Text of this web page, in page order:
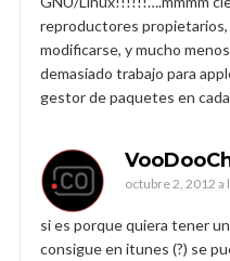
reproductores
modificarse, y mucho
demasiado trabajo para
gestor de paquetes en
octubre 2, 2012 a
si es porque quiera tener
consigue en itunes (?) se